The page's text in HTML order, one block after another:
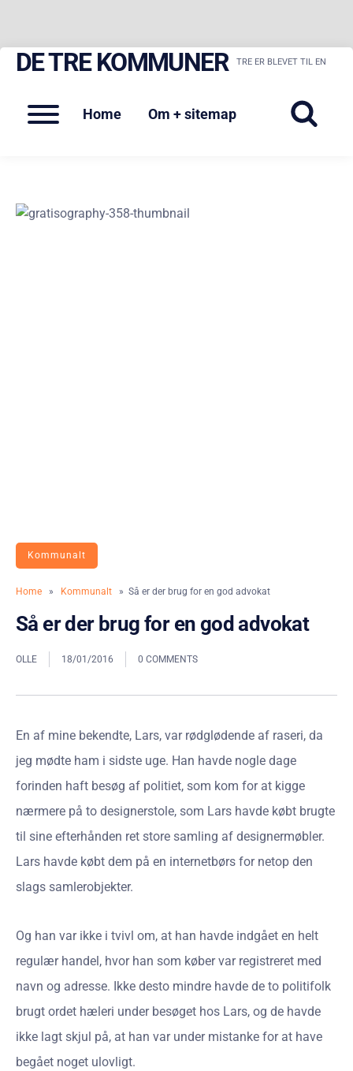
SkipDE TRE KOMMUNER TRE ER BLEVET TIL EN
Menu
Home Om + sitemap
Kommunalt
Home » Kommunalt » Så er der brug for en god advokat
Så er der brug for en god advokat
OLLE 18/01/2016 0 COMMENTS
En af mine bekendte, Lars, var rødglødende af raseri, da
jeg mødte ham i sidste uge. Han havde nogle dage
forinden haft besøg af politiet, som kom for at kigge
nærmere på to designerstole, som Lars havde købt brugte
til sine efterhånden ret store samling af designermøbler.
Lars havde købt dem på en internetbørs for netop den
slags samlerobjekter.
Og han var ikke i tvivl om, at han havde indgået en helt
regulær handel, hvor han som køber var registreret med
navn og adresse. Ikke desto mindre havde de to politifolk
brugt ordet hæleri under besøget hos Lars, og de havde
ikke lagt skjul på, at han var under mistanke for at have
begået noget ulovligt.